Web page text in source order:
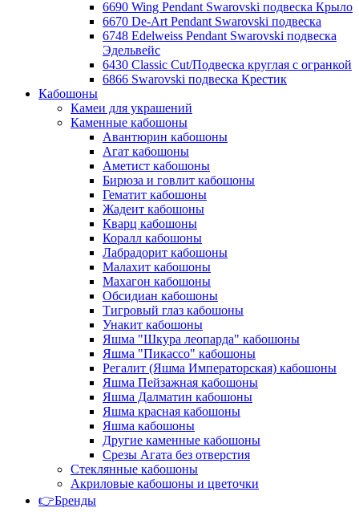
6690 Wing Pendant Swarovski подвеска Крыло
6670 De-Art Pendant Swarovski подвеска
6748 Edelweiss Pendant Swarovski подвеска
Эдельвейс
6430 Classic Cut/Подвеска круглая с огранкой
6866 Swarovski подвеска Крестик
Кабошоны
Камеи для украшений
Каменные кабошоны
Авантюрин кабошоны
Агат кабошоны
Аметист кабошоны
Бирюза и говлит кабошоны
Гематит кабошоны
Жадеит кабошоны
Кварц кабошоны
Коралл кабошоны
Лабрадорит кабошоны
Малахит кабошоны
Махагон кабошоны
Обсидиан кабошоны
Тигровый глаз кабошоны
Унакит кабошоны
Яшма "Шкура леопарда" кабошоны
Яшма "Пикассо" кабошоны
Регалит (Яшма Императорская) кабошоны
Яшма Пейзажная кабошоны
Яшма Далматин кабошоны
Яшма красная кабошоны
Яшма кабошоны
Другие каменные кабошоны
Срезы Агата без отверстия
Стеклянные кабошоны
Акриловые кабошоны и цветочки
👉Бренды